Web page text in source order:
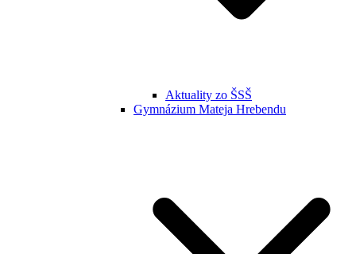
Aktuality zo ŠSŠ
Gymnázium Mateja Hrebendu